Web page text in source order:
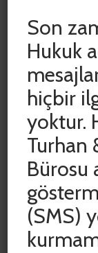
SON
ADLİ VE
ÖNLENMESİ
TARİHİNE
COVID-19
Son
Hukuk
hiçbir
yoktur.
Turhan
Bürosu
(SMS)